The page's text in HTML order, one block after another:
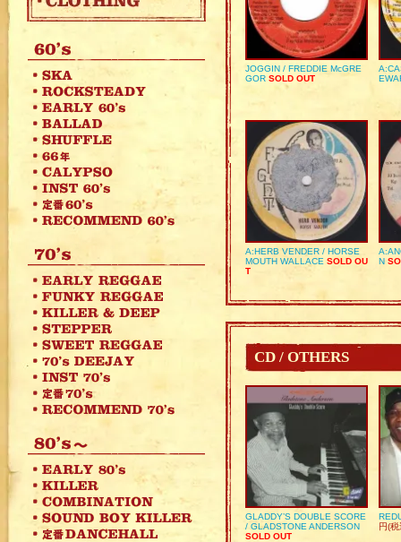
JOGGIN / FREDDIE McGRE
GOR SOLD OUT
A:HERB VENDER / HORSE
MOUTH WALLACE SOLD OU
T
N
CD / OTHERS
GLADDY’S DOUBLE SCORE
/ GLADSTONE ANDERSON
SOLD OUT
円(